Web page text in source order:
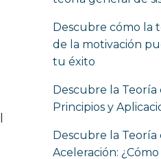
Descubre cómo la
de la motivación
tu éxito
Descubre la
Principios y
Descubre la Teoría
Aceleración: